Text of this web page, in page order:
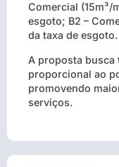
Comercial (15m³/
esgoto; B2 –
da taxa de esgoto.
A proposta busca
proporcional ao
promovendo
serviços.